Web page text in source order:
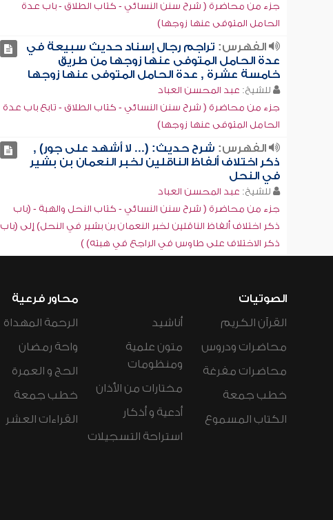
جزء من محاضرة ( شرح سنن النسائي - كتاب الطلاق - باب عدة
الحامل المتوفى عنها زوجها)
الفهرس: تراجم رجال إسناد حديث سبيعة في
عدة الحامل المتوفى عنها زوجها من طريق
خامسة عشرة , عدة الحامل المتوفى عنها زوجها
للشيخ: عبد المحسن العباد
جزء من محاضرة ( شرح سنن النسائي - كتاب الطلاق - تابع باب عدة
الحامل المتوفى عنها زوجها)
الفهرس: شرح حديث: (... لا أشهد على جور) ,
ذكر اختلاف ألفاظ الناقلين لخبر النعمان بن بشير
في النحل
للشيخ: عبد المحسن العباد
جزء من محاضرة ( شرح سنن النسائي - كتاب النحل والهبة - (باب
ذكر اختلاف ألفاظ الناقلين لخبر النعمان بن بشير في النحل) إلى (باب
ذكر الاختلاف على طاوس في الراجع في هبته) )
الصوتيات
القرآن الكريم
محاضرات ودروس
محاضرات مفرغة
خطب جمعة
الكتاب المسموع
أناشيد
متون علمية
ومنظومات
مختارات من الأذان
أدعية و أذكار
استراحة التسجيلات
محاور فرعية
الرحمة المهداة
واحة رمضان
الحج و العمرة
خطب جمعة
القراءات العشر